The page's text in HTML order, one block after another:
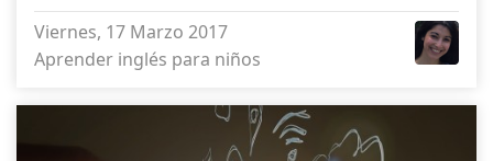
Viernes, 17 Marzo 2017
Aprender inglés para niños